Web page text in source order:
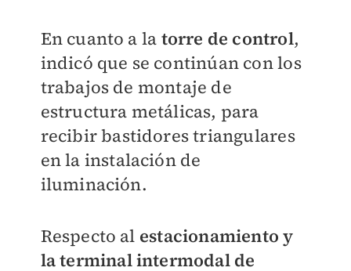
En cuanto a la torre de control,
indicó que se continúan con los
trabajos de montaje de
estructura metálicas, para
recibir bastidores triangulares
en la instalación de
iluminación.
Respecto al estacionamiento y
la terminal intermodal de